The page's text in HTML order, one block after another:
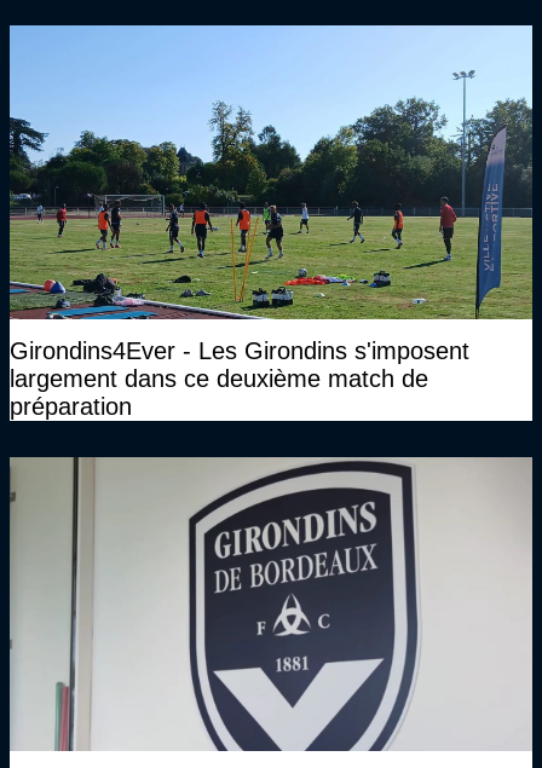
Girondins4Ever - Les Girondins s'imposent
largement dans ce deuxième match de
préparation